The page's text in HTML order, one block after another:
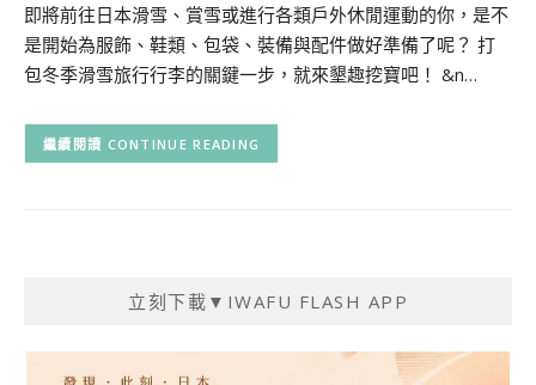
即將前往日本滑雪、賞雪或進行各類戶外休閒運動的你，是不
是開始為服飾、鞋類、包袋、裝備與配件做好準備了呢？ 打
包冬季滑雪旅行行李的關鍵一步，就來墾趣挖寶吧！ &n…
CONTINUE READING
立刻下載▼IWAFU FLASH APP